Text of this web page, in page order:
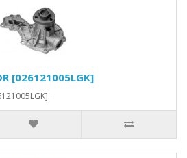
[026121005LGK]